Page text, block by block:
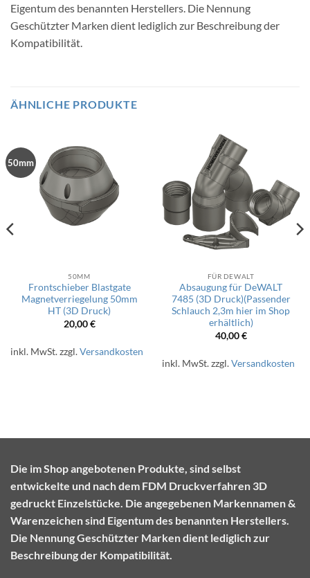
Eigentum des benannten Herstellers. Die Nennung
Geschützter Marken dient lediglich zur Beschreibung der
Kompatibilität.
ÄHNLICHE PRODUKTE
50mm
50MM
Frontschieber Blastgate
Magnetverriegelung 50mm
HT (3D Druck)
20,00€
inkl. MwSt.zzgl.Versandkosten
FÜR DEWALT
Absaugung für DeWALT
7485 (3D Druck)(Passender
Schlauch 2,3m hier im Shop
erhältlich)
40,00€
inkl. MwSt.zzgl.Versandkosten
Die im Shop angebotenen Produkte, sind selbst
entwickelte und nach dem FDM Druckverfahren 3D
gedruckt Einzelstücke. Die angegebenen Markennamen &
Warenzeichen sind Eigentum des benannten Herstellers.
Die Nennung Geschützter Marken dient lediglich zur
Beschreibung der Kompatibilität.